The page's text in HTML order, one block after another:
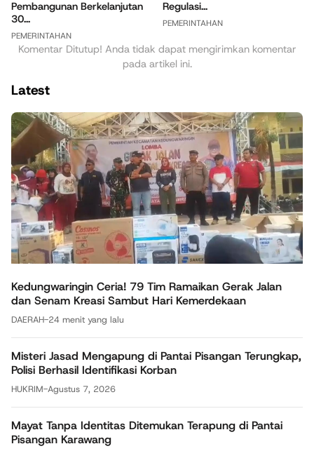
Pembangunan Berkelanjutan
30...
PEMERINTAHAN
Regulasi...
PEMERINTAHAN
Komentar Ditutup! Anda tidak dapat mengirimkan komentar
pada artikel ini.
Latest
Kedungwaringin Ceria! 79 Tim Ramaikan Gerak Jalan
dan Senam Kreasi Sambut Hari Kemerdekaan
DAERAH-24 menit yang lalu
Misteri Jasad Mengapung di Pantai Pisangan Terungkap,
Polisi Berhasil Identifikasi Korban
HUKRIM-Agustus 7, 2026
Mayat Tanpa Identitas Ditemukan Terapung di Pantai
Pisangan Karawang